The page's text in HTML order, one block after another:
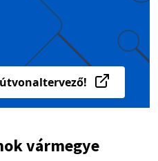
vármegye